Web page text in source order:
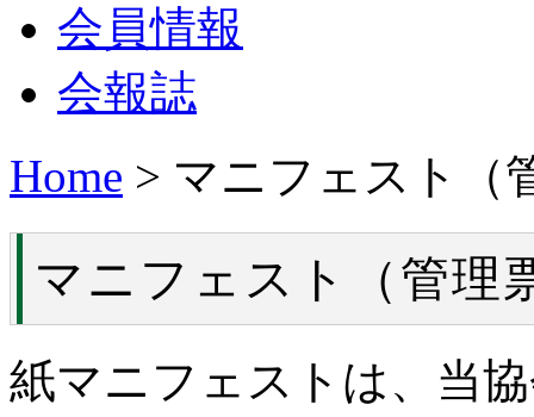
会員情報
会報誌
Home > マニフェスト（
マニフェスト（管理
紙マニフェストは、当